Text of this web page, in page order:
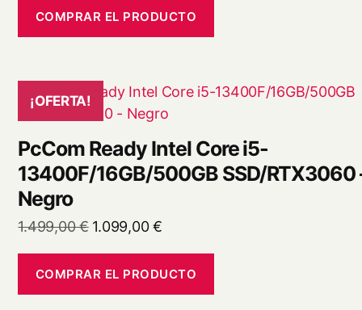
original
era:
actual
es:
COMPRAR EL PRODUCTO
¡OFERTA!
PcCom Ready Intel Core i5-
13400F/16GB/500GB SSD/RTX3060
Negro
1.499,00€ El
original
era:
1.099,00€El
actual
es:
COMPRAR EL PRODUCTO